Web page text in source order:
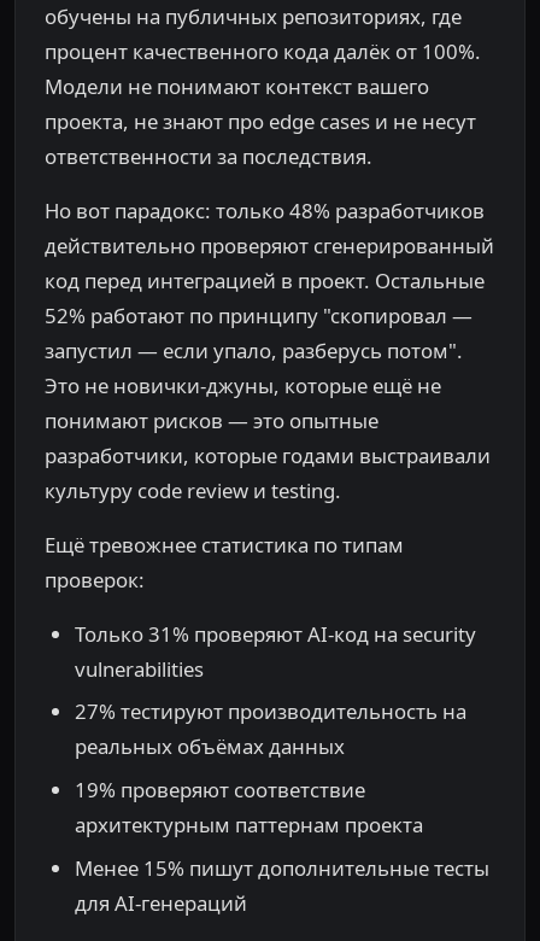
обучены на публичных репозиториях, где
процент качественного кода далёк от 100%.
Модели не понимают контекст вашего
проекта, не знают про edge cases и не несут
ответственности за последствия.
Но вот парадокс: только 48% разработчиков
действительно проверяют сгенерированный
код перед интеграцией в проект. Остальные
52% работают по принципу "скопировал —
запустил — если упало, разберусь потом".
Это не новички-джуны, которые ещё не
понимают рисков — это опытные
разработчики, которые годами выстраивали
культуру code review и testing.
Ещё тревожнее статистика по типам
проверок:
Только 31% проверяют AI-код на security
vulnerabilities
27% тестируют производительность на
реальных объёмах данных
19% проверяют соответствие
архитектурным паттернам проекта
Менее 15% пишут дополнительные тесты
для AI-генераций